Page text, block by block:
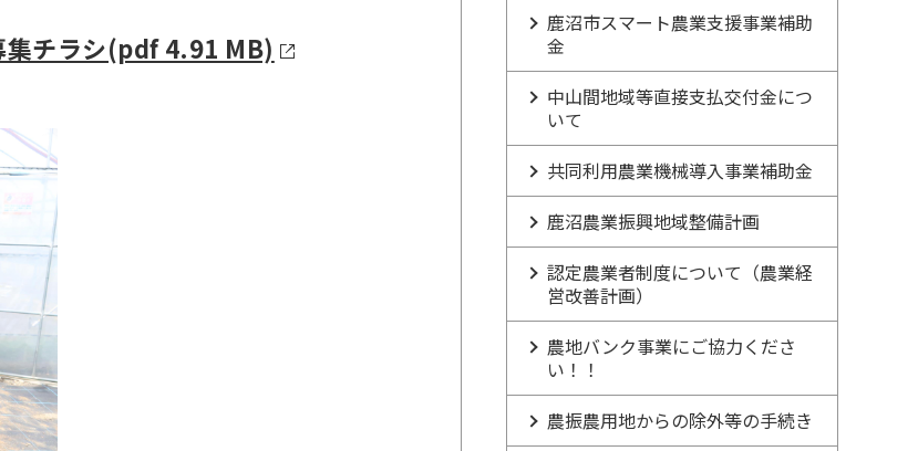
集チラシ(pdf 4.91 MB)
鹿沼市スマート農業支援事業補助
金
中山間地域等直接支払交付金につ
いて
共同利用農業機械導入事業補助金
鹿沼農業振興地域整備計画
認定農業者制度について（農業経
営改善計画）
農地バンク事業にご協力くださ
い！！
農振農用地からの除外等の手続き